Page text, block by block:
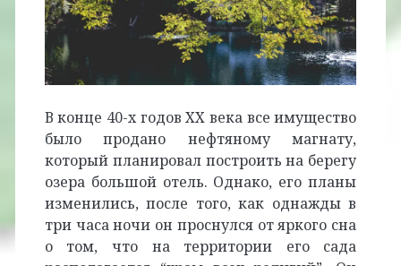
В конце 40-х годов XX века все имущество
было продано нефтяному магнату,
который планировал построить на берегу
озера большой отель. Однако, его планы
изменились, после того, как однажды в
три часа ночи он проснулся от яркого сна
о том, что на территории его сада